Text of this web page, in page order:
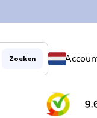
Zoeken